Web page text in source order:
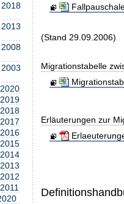
(Stand 29.09.2006)
Migrationstabelle
Erläuterungen zur